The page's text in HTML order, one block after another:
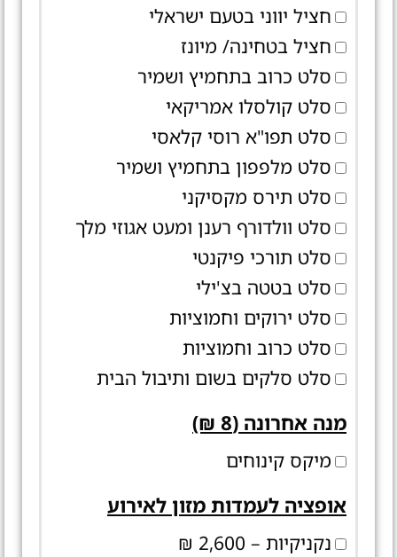
חציל יווני בטעם ישראלי
חציל בטחינה/ מיונז
סלט כרוב בתחמיץ ושמיר
סלט קולסלו אמריקאי
סלט תפו"א רוסי קלאסי
סלט מלפפון בתחמיץ ושמיר
סלט תירס מקסיקני
סלט וולדורף רענן ומעט אגוזי מלך
סלט תורכי פיקנטי
סלט בטטה בצ'ילי
סלט ירוקים וחמוציות
סלט כרוב וחמוציות
סלט סלקים בשום ותיבול הבית
מנה אחרונה (8 ₪)
מיקס קינוחים
אופציה לעמדות מזון לאירוע
נקניקיות – 2,600 ₪